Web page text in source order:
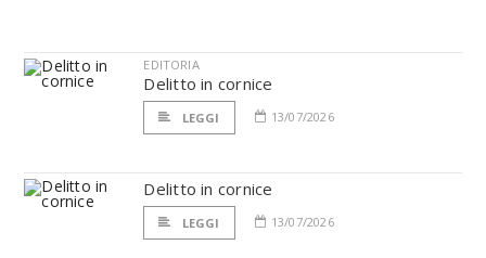
EDITORIA
Delitto in cornice
LEGGI 13/07/2026
Delitto in cornice
LEGGI 13/07/2026